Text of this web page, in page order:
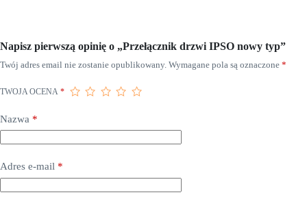
Napisz pierwszą opinię o „Przełącznik drzwi IPSO nowy typ”
Twój adres email nie zostanie opublikowany. Wymagane pola są oznaczone *
TWOJA OCENA *
Nazwa *
Adres e-mail *